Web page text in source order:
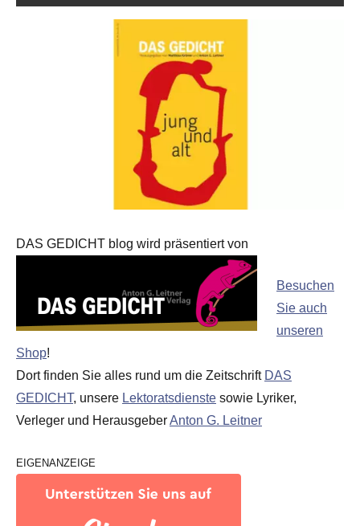
DAS GEDICHT blog wird präsentiert von
Besuchen
Sie auch
unseren
Shop!
Dort finden Sie alles rund um die Zeitschrift DAS
GEDICHT, unsere Lektoratsdienste sowie Lyriker,
Verleger und HerausgeberAnton G. Leitner
EIGENANZEIGE